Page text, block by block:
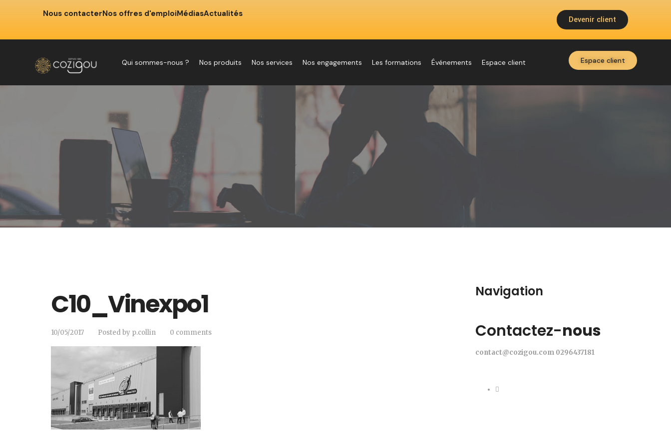
Nous contacterNos offres d'emploiMédiasActualités
Devenir client
Qui sommes-nous ? Nos produits Nos services Nos engagements Les formations Événements Espace client Espace client
C10_Vinexpo1
10/05/2017 Posted by p.collin 0 comments
Navigation
Contactez-nous
contact@cozigou.com 0296437181